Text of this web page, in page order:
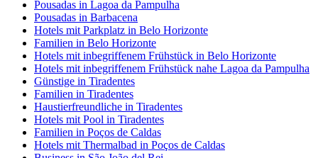
Pousadas in Lagoa da Pampulha
Pousadas in Barbacena
Hotels mit Parkplatz in Belo Horizonte
Familien in Belo Horizonte
Hotels mit inbegriffenem Frühstück in Belo Horizonte
Hotels mit inbegriffenem Frühstück nahe Lagoa da Pampulha
Günstige in Tiradentes
Familien in Tiradentes
Haustierfreundliche in Tiradentes
Hotels mit Pool in Tiradentes
Familien in Poços de Caldas
Hotels mit Thermalbad in Poços de Caldas